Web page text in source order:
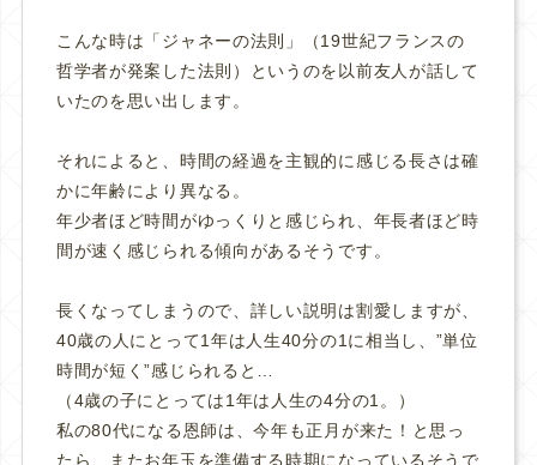
こんな時は「ジャネーの法則」（19世紀フランスの
哲学者が発案した法則）というのを以前友人が話して
いたのを思い出します。
それによると、時間の経過を主観的に感じる長さは確
かに年齢により異なる。
年少者ほど時間がゆっくりと感じられ、年長者ほど時
間が速く感じられる傾向があるそうです。
長くなってしまうので、詳しい説明は割愛しますが、
40歳の人にとって1年は人生40分の1に相当し、”単位
時間が短く”感じられると…
（4歳の子にとっては1年は人生の4分の1。）
私の80代になる恩師は、今年も正月が来た！と思っ
たら、またお年玉を準備する時期になっているそうで